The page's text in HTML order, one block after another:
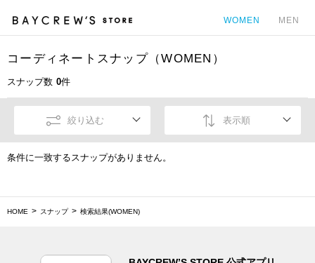
WOMEN MEN
コーディネートスナップ（WOMEN）
スナップ数 0件
絞り込む 表示順
条件に一致するスナップがありません。
HOME スナップ 検索結果(WOMEN)